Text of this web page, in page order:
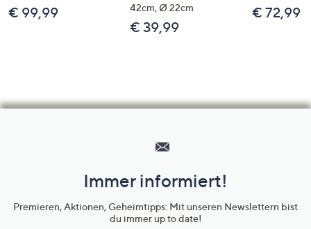
€ 99,99
42cm, Ø 22cm
€ 39,99
€ 72,99
Unternehmensinformationen
Immer informiert!
Premieren, Aktionen, Geheimtipps: Mit unseren Newslettern bist
du immer up to date!